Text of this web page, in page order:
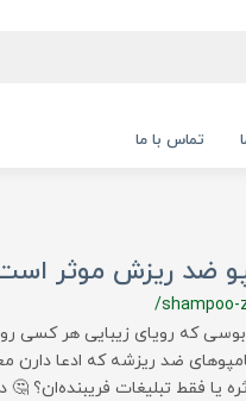
تماس با ما
ضد ریزش موثر
/shampoo-
که رویای زیبایی هر کسی رو
ضد ریزشه که ادعا دارن
یا فقط تبلیغات فریبنده‌ان؟ 🤔